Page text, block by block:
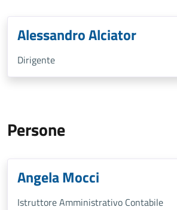
Alessandro Alciator
Dirigente
Persone
Angela Mocci
Istruttore Amministrativo Contabile